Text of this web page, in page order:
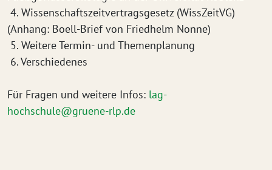
4. Wissenschaftszeitvertragsgesetz (WissZeitVG)
(Anhang: Boell-Brief von Friedhelm Nonne)
5. Weitere Termin- und Themenplanung
6. Verschiedenes
Für Fragen und weitere Infos: lag-
hochschule@gruene-rlp.de